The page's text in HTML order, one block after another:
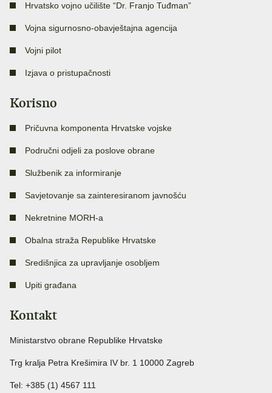
Hrvatsko vojno učilište “Dr. Franjo Tuđman”
Vojna sigurnosno-obavještajna agencija
Vojni pilot
Izjava o pristupačnosti
Korisno
Pričuvna komponenta Hrvatske vojske
Područni odjeli za poslove obrane
Službenik za informiranje
Savjetovanje sa zainteresiranom javnošću
Nekretnine MORH-a
Obalna straža Republike Hrvatske
Središnjica za upravljanje osobljem
Upiti građana
Kontakt
Ministarstvo obrane Republike Hrvatske
Trg kralja Petra Krešimira IV br. 1 10000 Zagreb
Tel: +385 (1) 4567 111